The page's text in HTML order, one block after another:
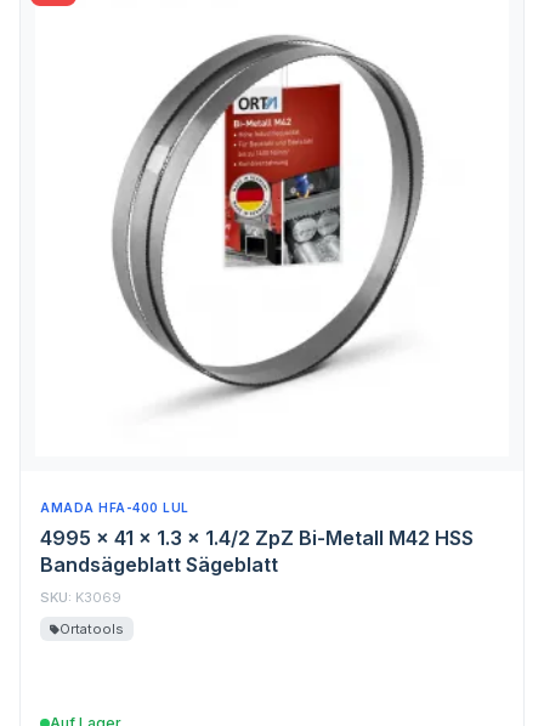
AMADA HFA-400 LUL
4995 x 41 x 1.3 x 1.4/2 ZpZ Bi-Metall M42 HSS
Bandsägeblatt Sägeblatt
SKU: K3069
Ortatools